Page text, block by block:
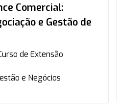
Comercial:
e Gestão de
de Extensão
e Negócios